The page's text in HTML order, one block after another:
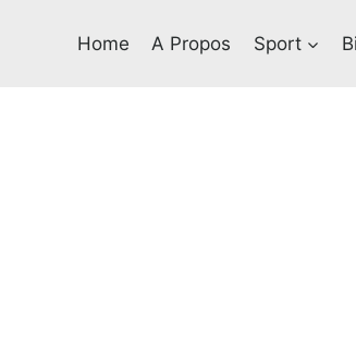
Home A Propos Sport